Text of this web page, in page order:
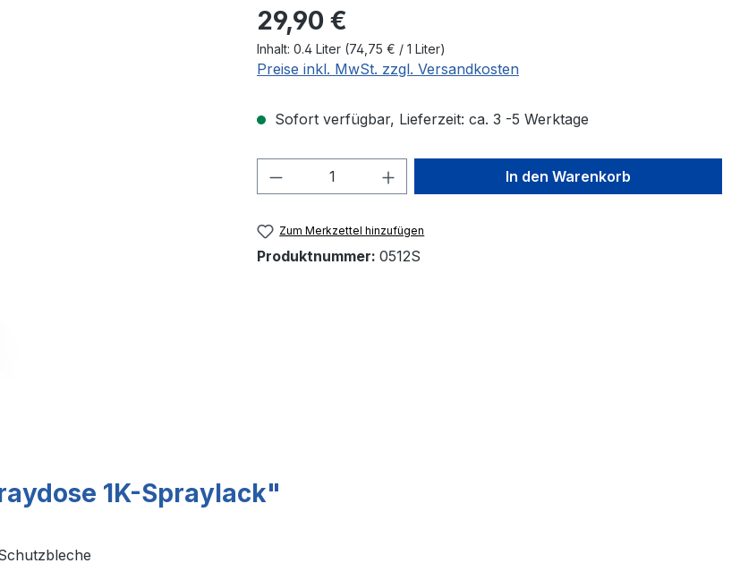
Regulärer Preis:
29,90 €
Inhalt: 0.4 Liter (74,75 € / 1 Liter)
Preise inkl. MwSt. zzgl. Versandkosten
Sofort verfügbar, Lieferzeit: ca. 3 -5 Werktage
Produkt Anzahl: Gib den gewünschten Wert
In den Warenkorb
Zum Merkzettel hinzufügen
Produktnummer: 0512S
1K-Spraylack"